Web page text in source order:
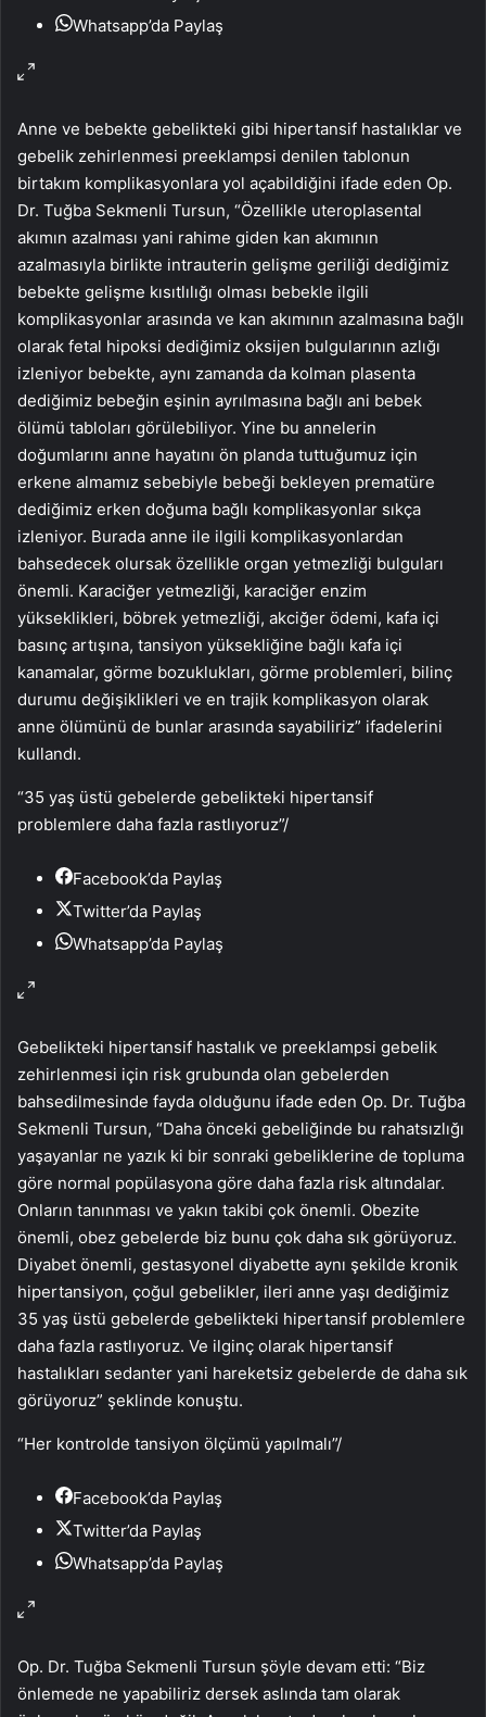
Whatsapp’da Paylaş
Anne ve bebekte gebelikteki gibi hipertansif hastalıklar ve
gebelik zehirlenmesi preeklampsi denilen tablonun
birtakım komplikasyonlara yol açabildiğini ifade eden Op.
Dr. Tuğba Sekmenli Tursun, “Özellikle uteroplasental
akımın azalması yani rahime giden kan akımının
azalmasıyla birlikte intrauterin gelişme geriliği dediğimiz
bebekte gelişme kısıtlılığı olması bebekle ilgili
komplikasyonlar arasında ve kan akımının azalmasına bağlı
olarak fetal hipoksi dediğimiz oksijen bulgularının azlığı
izleniyor bebekte, aynı zamanda da kolman plasenta
dediğimiz bebeğin eşinin ayrılmasına bağlı ani bebek
ölümü tabloları görülebiliyor. Yine bu annelerin
doğumlarını anne hayatını ön planda tuttuğumuz için
erkene almamız sebebiyle bebeği bekleyen prematüre
dediğimiz erken doğuma bağlı komplikasyonlar sıkça
izleniyor. Burada anne ile ilgili komplikasyonlardan
bahsedecek olursak özellikle organ yetmezliği bulguları
önemli. Karaciğer yetmezliği, karaciğer enzim
yükseklikleri, böbrek yetmezliği, akciğer ödemi, kafa içi
basınç artışına, tansiyon yüksekliğine bağlı kafa içi
kanamalar, görme bozuklukları, görme problemleri, bilinç
durumu değişiklikleri ve en trajik komplikasyon olarak
anne ölümünü de bunlar arasında sayabiliriz” ifadelerini
kullandı.
“35 yaş üstü gebelerde gebelikteki hipertansif
problemlere daha fazla rastlıyoruz”/
Facebook’da Paylaş
Twitter’da Paylaş
Whatsapp’da Paylaş
Gebelikteki hipertansif hastalık ve preeklampsi gebelik
zehirlenmesi için risk grubunda olan gebelerden
bahsedilmesinde fayda olduğunu ifade eden Op. Dr. Tuğba
Sekmenli Tursun, “Daha önceki gebeliğinde bu rahatsızlığı
yaşayanlar ne yazık ki bir sonraki gebeliklerine de topluma
göre normal popülasyona göre daha fazla risk altındalar.
Onların tanınması ve yakın takibi çok önemli. Obezite
önemli, obez gebelerde biz bunu çok daha sık görüyoruz.
Diyabet önemli, gestasyonel diyabette aynı şekilde kronik
hipertansiyon, çoğul gebelikler, ileri anne yaşı dediğimiz
35 yaş üstü gebelerde gebelikteki hipertansif problemlere
daha fazla rastlıyoruz. Ve ilginç olarak hipertansif
hastalıkları sedanter yani hareketsiz gebelerde de daha sık
görüyoruz” şeklinde konuştu.
“Her kontrolde tansiyon ölçümü yapılmalı”/
Facebook’da Paylaş
Twitter’da Paylaş
Whatsapp’da Paylaş
Op. Dr. Tuğba Sekmenli Tursun şöyle devam etti: “Biz
önlemede ne yapabiliriz dersek aslında tam olarak